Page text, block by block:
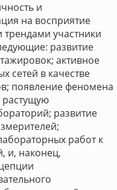
и
на восприятие
участники
развитие
активное
сетей в качестве
появление феномена
растущую
развитие
работ к
и, наконец,